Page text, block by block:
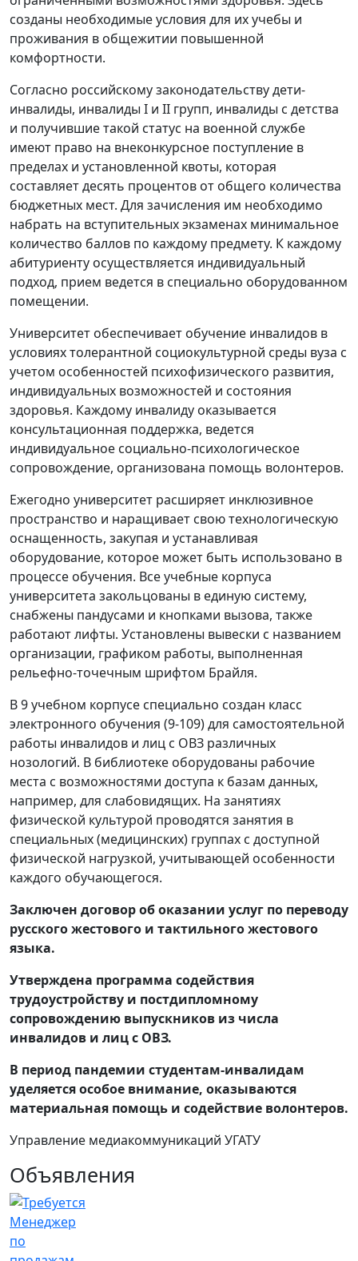
созданы необходимые условия для их учебы и
проживания в общежитии повышенной
комфортности.
Согласно российскому законодательству дети-
инвалиды, инвалиды I и II групп, инвалиды с детства
и получившие такой статус на военной службе
имеют право на внеконкурсное поступление в
пределах и установленной квоты, которая
составляет десять процентов от общего количества
бюджетных мест. Для зачисления им необходимо
набрать на вступительных экзаменах минимальное
количество баллов по каждому предмету. К каждому
абитуриенту осуществляется индивидуальный
подход, прием ведется в специально оборудованном
помещении.
Университет обеспечивает обучение инвалидов в
условиях толерантной социокультурной среды вуза с
учетом особенностей психофизического развития,
индивидуальных возможностей и состояния
здоровья. Каждому инвалиду оказывается
консультационная поддержка, ведется
индивидуальное социально-психологическое
сопровождение, организована помощь волонтеров.
Ежегодно университет расширяет инклюзивное
пространство и наращивает свою технологическую
оснащенность, закупая и устанавливая
оборудование, которое может быть использовано в
процессе обучения. Все учебные корпуса
университета закольцованы в единую систему,
снабжены пандусами и кнопками вызова, также
работают лифты. Установлены вывески с названием
организации, графиком работы, выполненная
рельефно-точечным шрифтом Брайля.
В 9 учебном корпусе специально создан класс
электронного обучения (9-109) для самостоятельной
работы инвалидов и лиц с ОВЗ различных
нозологий. В библиотеке оборудованы рабочие
места с возможностями доступа к базам данных,
например, для слабовидящих. На занятиях
физической культурой проводятся занятия в
специальных (медицинских) группах с доступной
физической нагрузкой, учитывающей особенности
каждого обучающегося.
Заключен договор об оказании услуг по переводу
русского жестового и тактильного жестового
языка.
Утверждена программа содействия
трудоустройству и постдипломному
сопровождению выпускников из числа
инвалидов и лиц с ОВЗ.
В период пандемии студентам-инвалидам
уделяется особое внимание, оказываются
материальная помощь и содействие волонтеров.
Управление медиакоммуникаций УГАТУ
Объявления